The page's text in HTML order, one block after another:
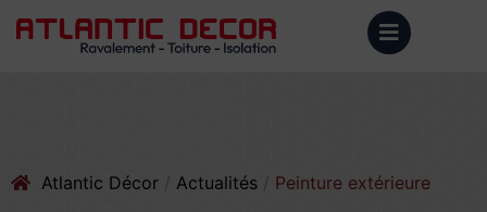
Atlantic Décor Actualités Peinture extérieure